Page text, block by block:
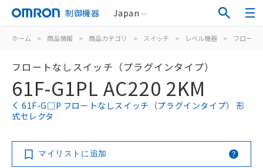
制御機器 Japan
ホーム > 商品情報 > 商品カテゴリ > スイッチ > レベル機器 > フロート
フロートなしスイッチ（プラグインタイプ）
61F-G1PL AC220 2KM
61F-G□P フロートなしスイッチ（プラグインタイプ） 形
式セレクタ
マイリストに追加